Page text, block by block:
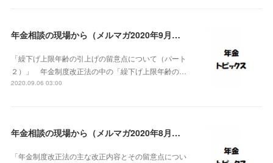
年金相談の現場から（メルマガ2020年9月号）
「繰下げ上限年齢の引上げの留意点について（パート
２）」 年金制度改正法の中の「繰下げ上限年齢の…
2020.09.06 03:00
年金相談の現場から（メルマガ2020年8月号）
「年金制度改正法の主な改正内容とその留意点につい